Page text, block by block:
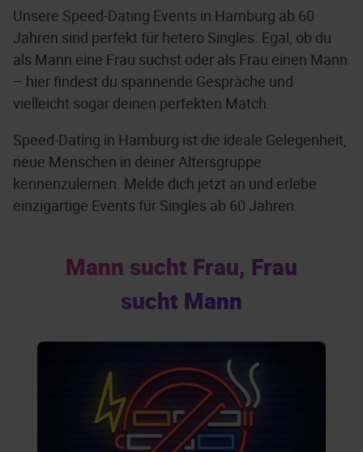
Unsere Speed-Dating Events in Hamburg ab 60
Jahren sind perfekt für hetero Singles. Egal, ob du
als Mann eine Frau suchst oder als Frau einen Mann
– hier findest du spannende Gespräche und
vielleicht sogar deinen perfekten Match.
Speed-Dating in Hamburg ist die ideale Gelegenheit,
neue Menschen in deiner Altersgruppe
kennenzulernen. Melde dich jetzt an und erlebe
einzigartige Events für Singles ab 60 Jahren.
Mann sucht Frau, Frau
sucht Mann